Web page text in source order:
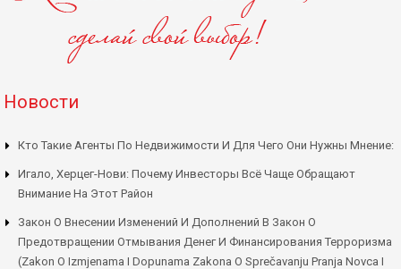
Новости
Кто Такие Агенты По Недвижимости И Для Чего Они Нужны Мнение:
Игало, Херцег-Нови: Почему Инвесторы Всё Чаще Обращают
Внимание На Этот Район
Закон О Внесении Изменений И Дополнений В Закон О
Предотвращении Отмывания Денег И Финансирования Терроризма
(Zakon O Izmjenama I Dopunama Zakona O Sprečavanju Pranja Novca I